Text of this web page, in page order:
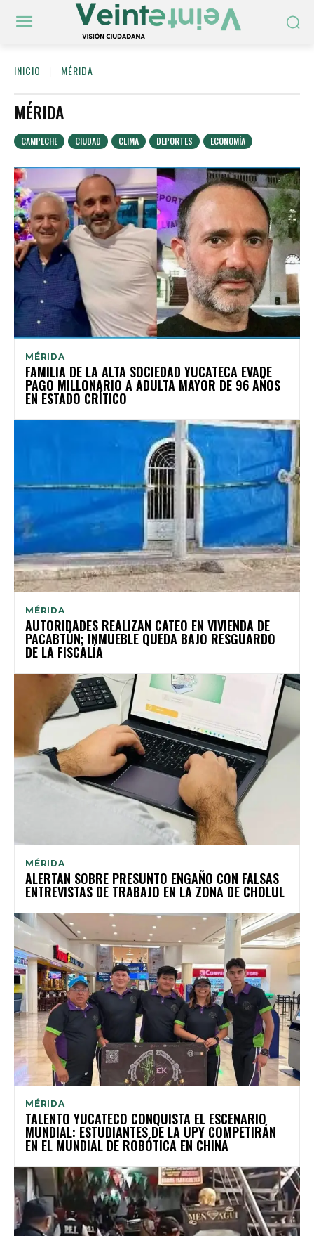
INICIO MÉRIDA
MÉRIDA
CAMPECHE CIUDAD CLIMA DEPORTES ECONOMÍA
MÉRIDA
FAMILIA DE LA ALTA SOCIEDAD YUCATECA EVADE
PAGO MILLONARIO A ADULTA MAYOR DE 96 AÑOS
EN ESTADO CRÍTICO
MÉRIDA
AUTORIDADES REALIZAN CATEO EN VIVIENDA DE
PACABTÚN; INMUEBLE QUEDA BAJO RESGUARDO
DE LA FISCALÍA
MÉRIDA
ALERTAN SOBRE PRESUNTO ENGAÑO CON FALSAS
ENTREVISTAS DE TRABAJO EN LA ZONA DE CHOLUL
MÉRIDA
TALENTO YUCATECO CONQUISTA EL ESCENARIO
MUNDIAL: ESTUDIANTES DE LA UPY COMPETIRÁN
EN EL MUNDIAL DE ROBÓTICA EN CHINA